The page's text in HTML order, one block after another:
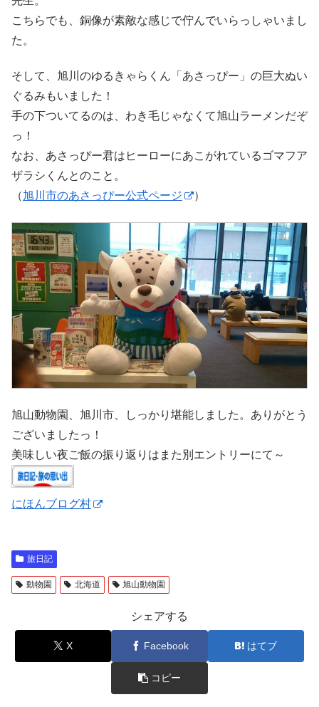
こちらでも、銅像が素敵な感じで佇んでいらっしゃいまし
た。
そして、旭川のゆるきゃらくん「あさっぴー」の巨大ぬい
ぐるみもいました！
手の下ついてるのは、わき毛じゃなくて旭山ラーメンだぞ
っ！
なお、あさっぴー君はヒーローにあこがれているゴマフア
ザラシくんとのこと。
（旭川市のあさっぴー公式ページ ）
旭山動物園、旭川市、しっかり堪能しました。ありがとう
ございましたっ！
美味しい夜ご飯の振り返りはまた別エントリーにて～
にほんブログ村
旅日記
動物園 北海道 旭山動物園
シェアする
X Facebook はてブ
コピー